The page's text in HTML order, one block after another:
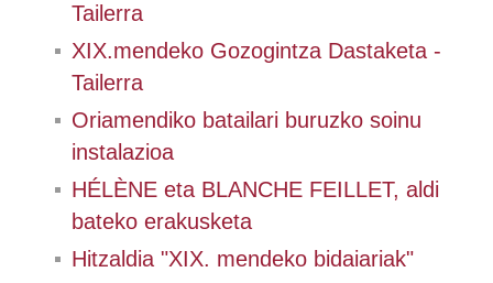
Tailerra
XIX.mendeko Gozogintza Dastaketa -
Tailerra
Oriamendiko batailari buruzko soinu
instalazioa
HÉLÈNE eta BLANCHE FEILLET, aldi
bateko erakusketa
Hitzaldia "XIX. mendeko bidaiariak"